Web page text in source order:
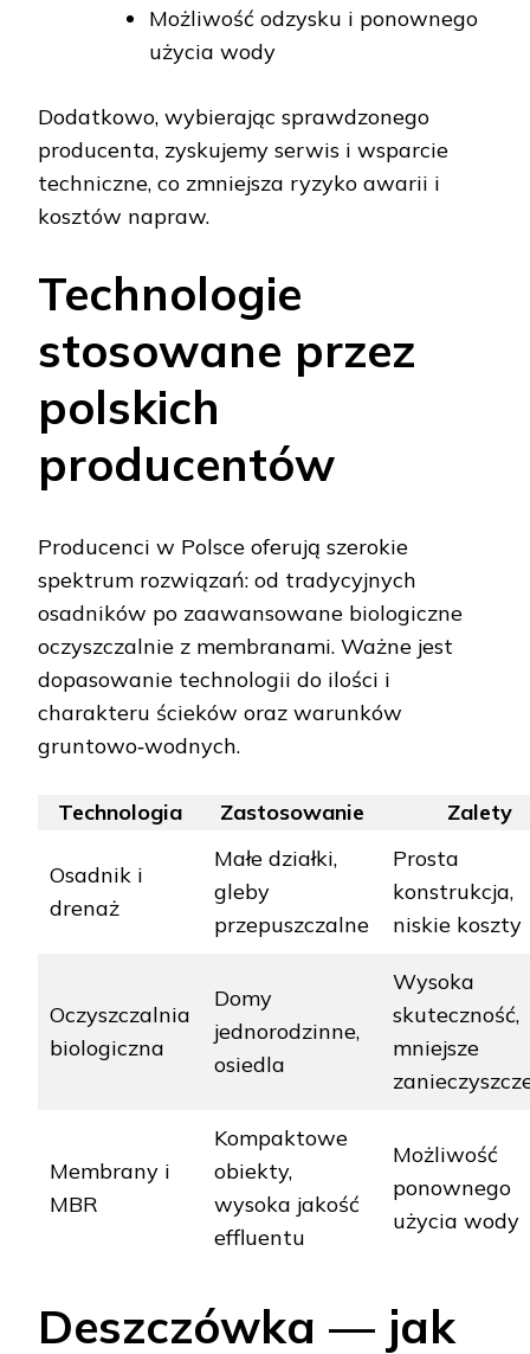
Możliwość odzysku i ponownego
użycia wody
Dodatkowo, wybierając sprawdzonego
producenta, zyskujemy serwis i wsparcie
techniczne, co zmniejsza ryzyko awarii i
kosztów napraw.
Technologie
stosowane przez
polskich
producentów
Producenci w Polsce oferują szerokie
spektrum rozwiązań: od tradycyjnych
osadników po zaawansowane biologiczne
oczyszczalnie z membranami. Ważne jest
dopasowanie technologii do ilości i
charakteru ścieków oraz warunków
gruntowo‑wodnych.
Technologia Zastosowanie Zalety
Osadnik i
drenaż
Małe działki,
gleby
przepuszczalne
Prosta
konstrukcja,
niskie koszty
Oczyszczalnia
biologiczna
Domy
jednorodzinne,
osiedla
Wysoka
skuteczność,
mniejsze
Membrany i
MBR
Kompaktowe
obiekty,
wysoka jakość
effluentu
Możliwość
ponownego
użycia wody
Deszczówka — jak